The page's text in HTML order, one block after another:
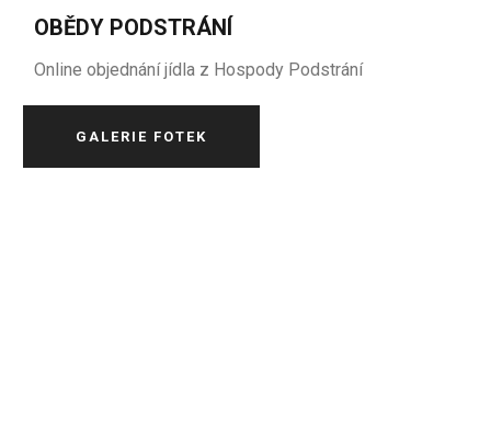
OBĚDY PODSTRÁNÍ
Online objednání jídla z Hospody Podstrání
GALERIE FOTEK